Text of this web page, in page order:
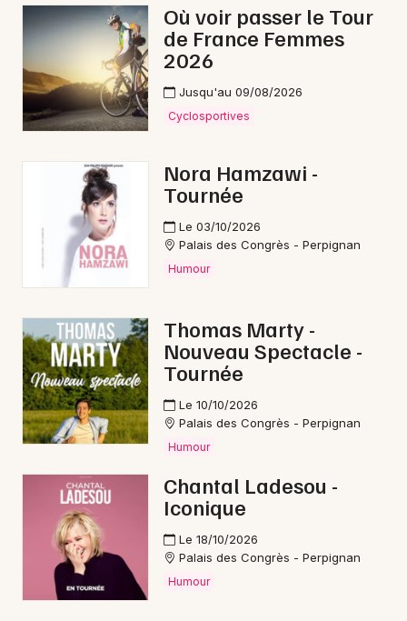
Où voir passer le Tour
de France Femmes
2026
Jusqu'au 09/08/2026
Cyclosportives
Nora Hamzawi -
Tournée
Le 03/10/2026
Palais des Congrès - Perpignan
Humour
Thomas Marty -
Nouveau Spectacle -
Tournée
Le 10/10/2026
Palais des Congrès - Perpignan
Humour
Chantal Ladesou -
Iconique
Le 18/10/2026
Palais des Congrès - Perpignan
Humour